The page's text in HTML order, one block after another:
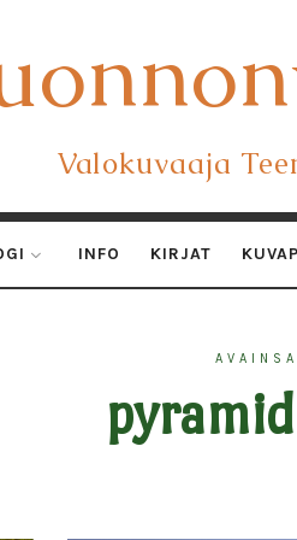
Valokuvaaja
INFO KIRJAT